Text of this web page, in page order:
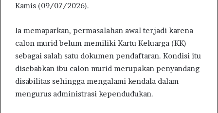
Kamis (09/07/2026).
Ia memaparkan, permasalahan awal terjadi karena
calon murid belum memiliki Kartu Keluarga (KK)
sebagai salah satu dokumen pendaftaran. Kondisi itu
disebabkan ibu calon murid merupakan penyandang
disabilitas sehingga mengalami kendala dalam
mengurus administrasi kependudukan.